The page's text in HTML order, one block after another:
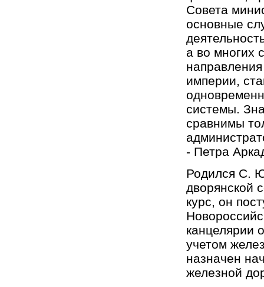
Совета
основные
а во многих
империи,
системы.
сравнимы
- Петра
Родился С.
дворянской
курс, он
канцелярии
учетом
назначен
железной